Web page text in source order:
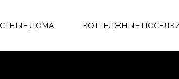
ДОМА КОТТЕДЖНЫЕ